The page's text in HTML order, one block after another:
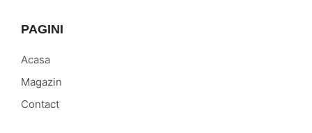
PAGINI
Acasa
Magazin
Contact